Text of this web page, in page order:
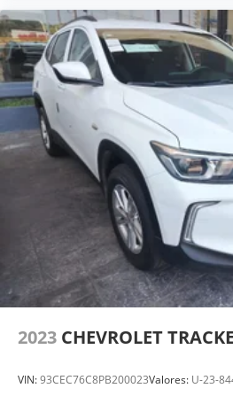
2023 CHEVROLET
VIN:93CEC76C8PB200023Valores: U-23-